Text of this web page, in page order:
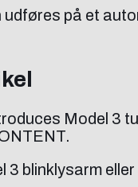
på et
Model 3
3 blinklysarm